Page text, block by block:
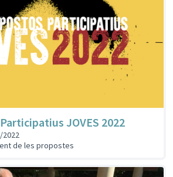
JOVES 2022
2022
de les propostes